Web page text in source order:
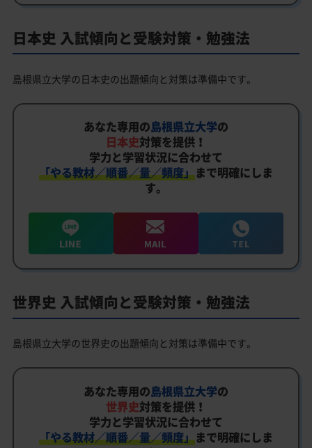
日本史 入試傾向と受験対策・勉強法
島根県立大学の日本史の出題傾向と対策は準備中です。
あなた専用の島根県立大学の
日本史対策を提供！
学力と学習状況に合わせて
「やる教材／順番／量／頻度」まで明確にしま
す。
世界史 入試傾向と受験対策・勉強法
島根県立大学の世界史の出題傾向と対策は準備中です。
あなた専用の島根県立大学の
世界史対策を提供！
学力と学習状況に合わせて
「やる教材／順番／量／頻度」まで明確にしま